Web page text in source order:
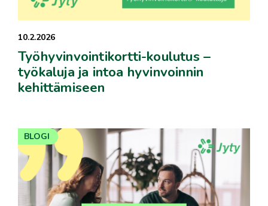
10.2.2026
Työhyvinvointikortti-koulutus –
työkaluja ja intoa hyvinvoinnin
kehittämiseen
BLOGI